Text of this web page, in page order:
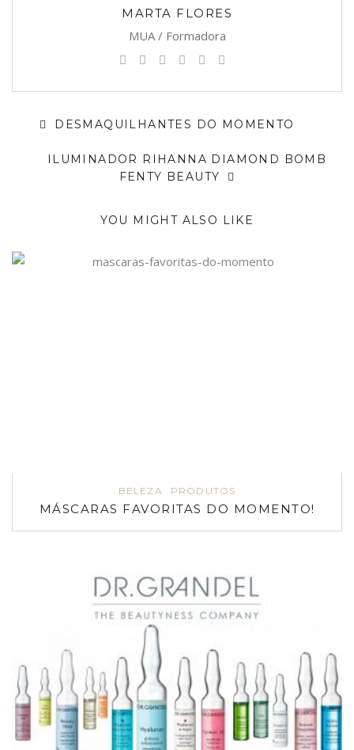
MARTA FLORES
MUA / Formadora
DESMAQUILHANTES DO MOMENTO
ILUMINADOR RIHANNA DIAMOND BOMB
FENTY BEAUTY
YOU MIGHT ALSO LIKE
BELEZA PRODUTOS
MÁSCARAS FAVORITAS DO MOMENTO!